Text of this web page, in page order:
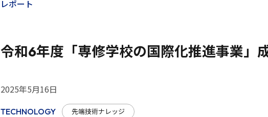
レポー ト
令和6年度「専修学校の国際化推進事業」
2025年5月16日
TECHNOLOGY 先端技術ナレッジ